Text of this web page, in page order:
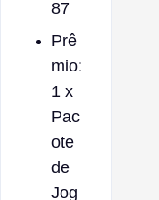
87
Prê
mio:
1 x
Pac
ote
de
Jog